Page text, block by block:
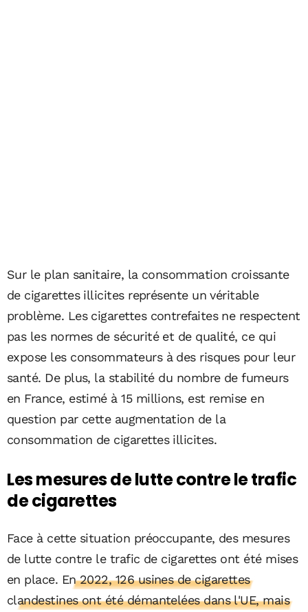
Sur le plan sanitaire, la consommation croissante
de cigarettes illicites représente un véritable
problème. Les cigarettes contrefaites ne respectent
pas les normes de sécurité et de qualité, ce qui
expose les consommateurs à des risques pour leur
santé. De plus, la stabilité du nombre de fumeurs
en France, estimé à 15 millions, est remise en
question par cette augmentation de la
consommation de cigarettes illicites.
Les mesures de lutte contre le trafic
de cigarettes
Face à cette situation préoccupante, des mesures
de lutte contre le trafic de cigarettes ont été mises
en place. En 2022, 126 usines de cigarettes
clandestines ont été démantelées dans l'UE, mais